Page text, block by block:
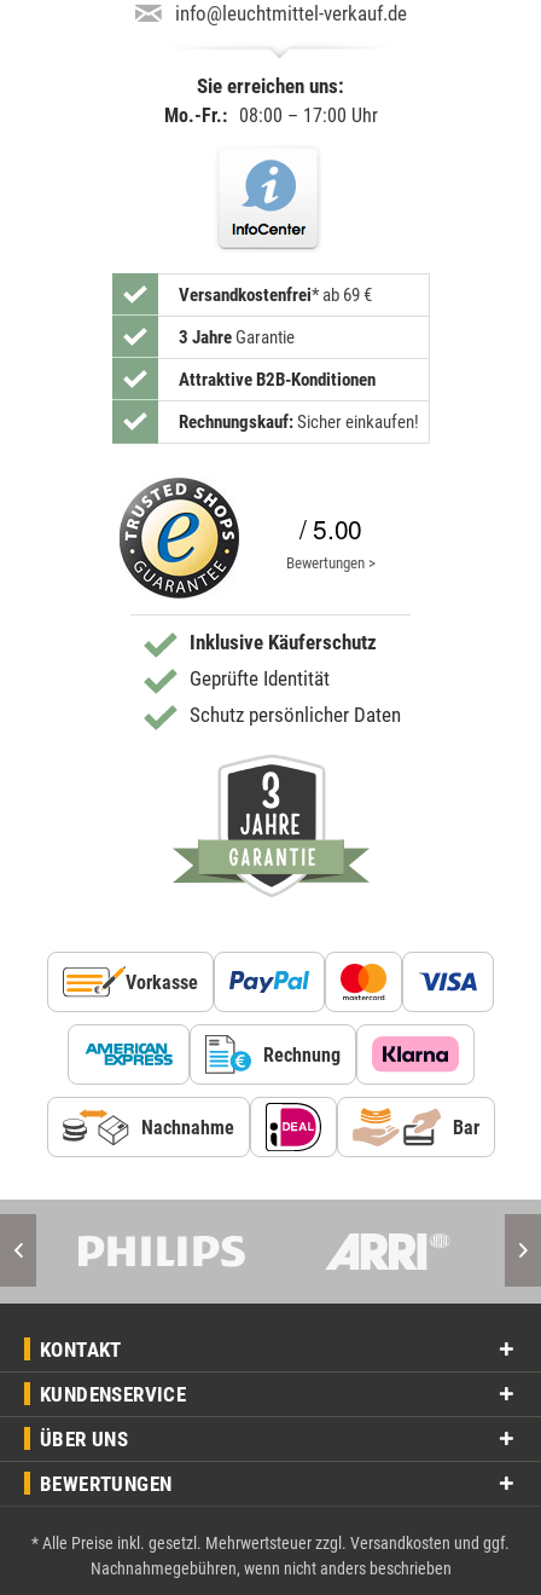
info@leuchtmittel-verkauf.de
Sie erreichen uns:
Mo.-Fr.: 08:00 – 17:00 Uhr
Versandkostenfrei* ab 69 €
3 JahreGarantie
Attraktive B2B-Konditionen
Rechnungskauf:Sicher einkaufen!
/ 5.00
Bewertungen >
Inklusive Käuferschutz
Geprüfte Identität
Schutz persönlicher Daten
Vorkasse
Rechnung
Nachnahme Bar
KONTAKT
KUNDENSERVICE
ÜBER UNS
BEWERTUNGEN
* Alle Preise inkl. gesetzl. Mehrwertsteuer zzgl. Versandkosten und ggf.
Nachnahmegebühren, wenn nicht anders beschrieben